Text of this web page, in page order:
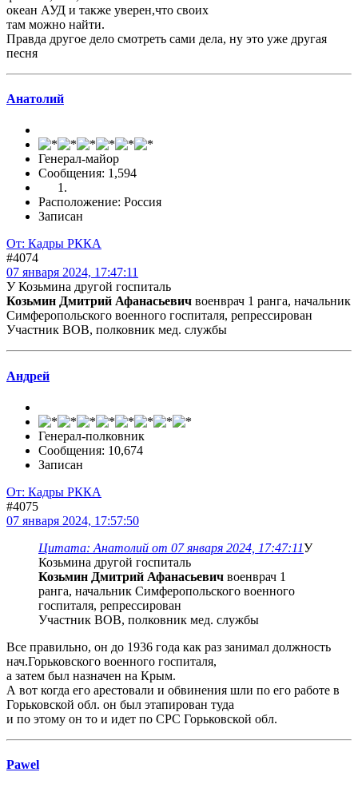
океан АУД и также уверен,что своих
там можно найти.
Правда другое дело смотреть сами дела, ну это уже другая
песня
Анатолий
Генерал-майор
Сообщения: 1,594
Расположение: Россия
Записан
От: Кадры РККА
#4074
07 января 2024, 17:47:11
У Козьмина другой госпиталь
Козьмин Дмитрий Афанасьевич военврач 1 ранга, начальник
Симферопольского военного госпиталя, репрессирован
Участник ВОВ, полковник мед. службы
Андрей
Генерал-полковник
Сообщения: 10,674
Записан
От: Кадры РККА
#4075
07 января 2024, 17:57:50
Цитата: Анатолий от 07 января 2024, 17:47:11У
Козьмина другой госпиталь
Козьмин Дмитрий Афанасьевич военврач 1
ранга, начальник Симферопольского военного
госпиталя, репрессирован
Участник ВОВ, полковник мед. службы
Все правильно, он до 1936 года как раз занимал должность
нач.Горьковского военного госпиталя,
а затем был назначен на Крым.
А вот когда его арестовали и обвинения шли по его работе в
Горьковской обл. он был этапирован туда
и по этому он то и идет по СРС Горьковской обл.
Pawel